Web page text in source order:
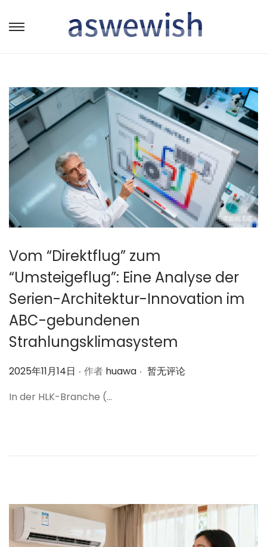
转
航
跳
容
Vom “Direktflug” zum
“Umsteigeflug”: Eine Analyse der
Serien-Architektur-Innovation im
ABC-gebundenen
Strahlungsklimasystem
作
2025年11月14日 . 作者 huawa . 暂无评论
In der HLK-Branche (…